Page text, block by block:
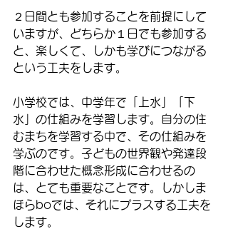
２日間とも参加することを前提にして
いますが、どちらか１日でも参加する
と、楽しくて、しかも学びにつながる
という工夫をします。
小学校では、中学年で「上水」「下
水」の仕組みを学習します。自分の住
むまちを学習する中で、その仕組みを
学ぶのです。子どもの世界観や発達段
階に合わせた概念形成に合わせるの
は、とても重要なことです。しかしま
ほらboでは、それにプラスする工夫を
します。